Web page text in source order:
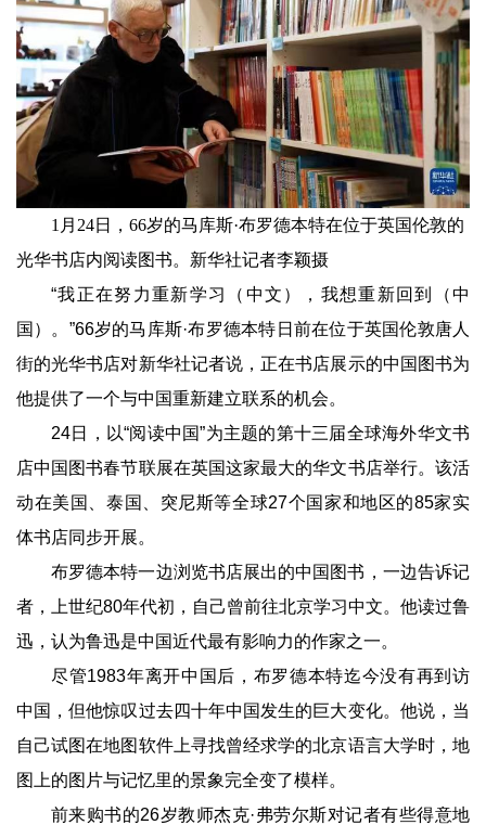
1月24日，66岁的马库斯·布罗德本特在位于英国伦敦的
光华书店内阅读图书。新华社记者李颖摄
“我正在努力重新学习（中文），我想重新回到（中
国）。”66岁的马库斯·布罗德本特日前在位于英国伦敦唐人
街的光华书店对新华社记者说，正在书店展示的中国图书为
他提供了一个与中国重新建立联系的机会。
24日，以“阅读中国”为主题的第十三届全球海外华文书
店中国图书春节联展在英国这家最大的华文书店举行。该活
动在美国、泰国、突尼斯等全球27个国家和地区的85家实
体书店同步开展。
布罗德本特一边浏览书店展出的中国图书，一边告诉记
者，上世纪80年代初，自己曾前往北京学习中文。他读过鲁
迅，认为鲁迅是中国近代最有影响力的作家之一。
尽管1983年离开中国后，布罗德本特迄今没有再到访
中国，但他惊叹过去四十年中国发生的巨大变化。他说，当
自己试图在地图软件上寻找曾经求学的北京语言大学时，地
图上的图片与记忆里的景象完全变了模样。
前来购书的26岁教师杰克·弗劳尔斯对记者有些得意地